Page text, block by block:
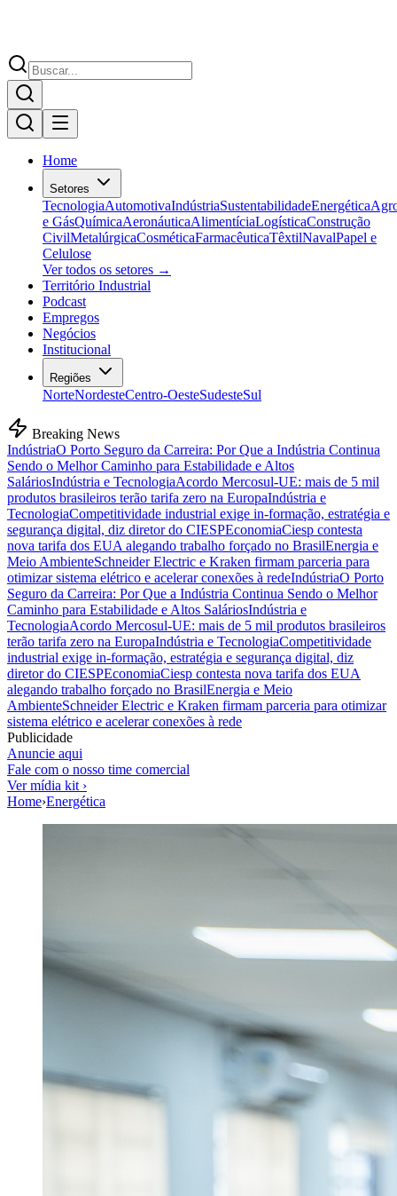
Home
Setores
TecnologiaAutomotivaIndústriaSustentabilidadeEnergética
e GásQuímicaAeronáuticaAlimentíciaLogísticaConstrução
CivilMetalúrgicaCosméticaFarmacêuticaTêxtilNavalPapel e
Celulose
Ver todos os setores →
Território Industrial
Podcast
Empregos
Negócios
Institucional
Regiões
NorteNordesteCentro-OesteSudesteSul
Breaking News
IndústriaO Porto Seguro da Carreira: Por Que a Indústria Continua
Sendo o Melhor Caminho para Estabilidade e Altos
SaláriosIndústria e TecnologiaAcordo Mercosul-UE: mais de 5 mil
produtos brasileiros terão tarifa zero na EuropaIndústria e
TecnologiaCompetitividade industrial exige in-formação, estratégia e
segurança digital, diz diretor do CIESPEconomiaCiesp contesta
nova tarifa dos EUA alegando trabalho forçado no BrasilEnergia e
Meio AmbienteSchneider Electric e Kraken firmam parceria para
otimizar sistema elétrico e acelerar conexões à redeIndústriaO Porto
Seguro da Carreira: Por Que a Indústria Continua Sendo o Melhor
Caminho para Estabilidade e Altos SaláriosIndústria e
TecnologiaAcordo Mercosul-UE: mais de 5 mil produtos brasileiros
terão tarifa zero na EuropaIndústria e TecnologiaCompetitividade
industrial exige in-formação, estratégia e segurança digital, diz
diretor do CIESPEconomiaCiesp contesta nova tarifa dos EUA
alegando trabalho forçado no BrasilEnergia e Meio
AmbienteSchneider Electric e Kraken firmam parceria para otimizar
sistema elétrico e acelerar conexões à rede
Publicidade
Anuncie aqui
Fale com o nosso time comercial
Ver mídia kit ›
Home›Energética